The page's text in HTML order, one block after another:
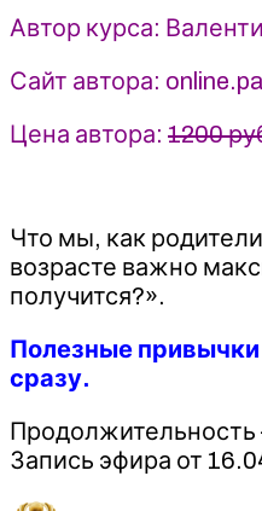
Валентина
Паевская
(2024)
Автор курса:
Сайт автора:
Цена автора: 1200
Что мы, как
возрасте важно
получится?».
Полезные привычки
сразу.
Продолжительность
Запись эфира от